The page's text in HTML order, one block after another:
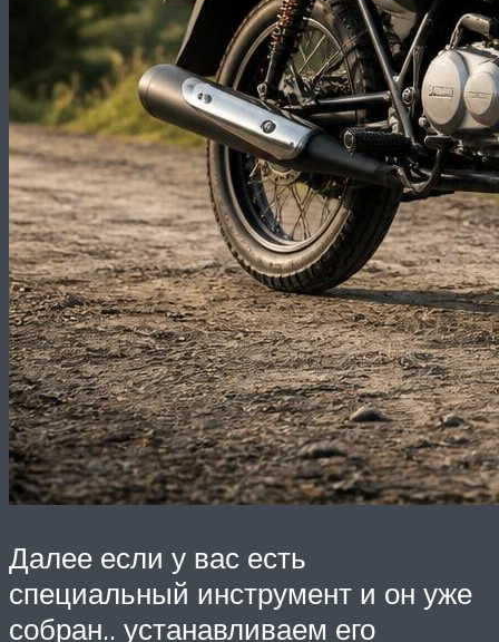
Далее если у вас есть
специальный инструмент и он уже
собран.. устанавливаем его